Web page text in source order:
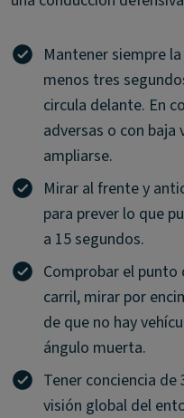
Mantener siempre
menos tres
circula delante. En
adversas o con
ampliarse.
Mirar al frente y
para prever lo que
a 15 segundos.
Comprobar el
carril, mirar por
de que no hay
ángulo muerta.
Tener conciencia
visión global del